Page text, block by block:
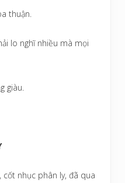
thuận.
lo nghĩ nhiều mà mọi
giàu.
cốt nhục phân ly, đã qua